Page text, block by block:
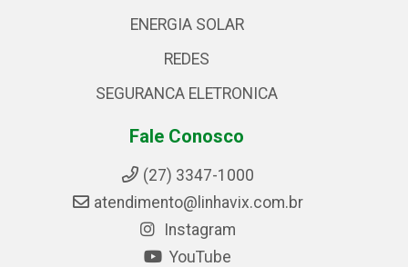
ENERGIA SOLAR
REDES
SEGURANCA ELETRONICA
Fale Conosco
(27) 3347-1000
atendimento@linhavix.com.br
Instagram
YouTube